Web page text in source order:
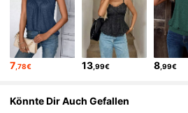
7,78€ 13,99€ 8,99€
Könnte Dir Auch Gefallen